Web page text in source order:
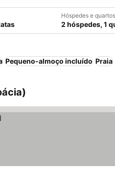
Hóspedes e quartos
2 hóspedes, 1
Pequeno-almoço incluído Praia